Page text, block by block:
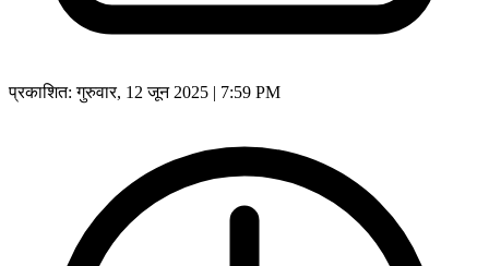
प्रकाशित:गुरुवार, 12 जून 2025 | 7:59 PM